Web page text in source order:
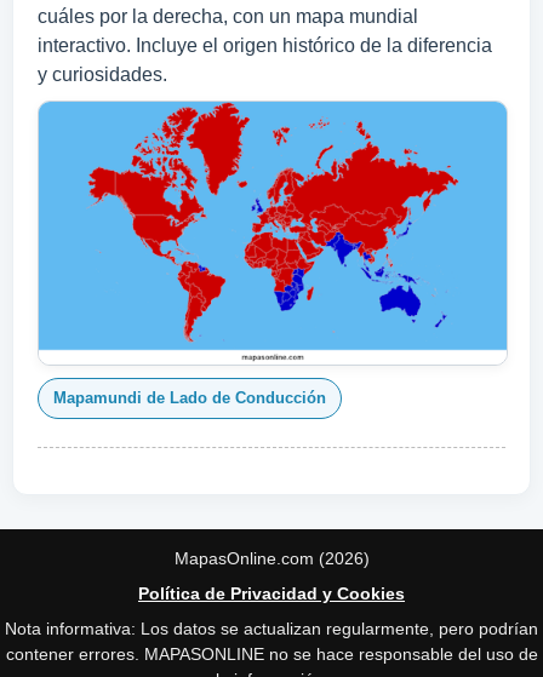
cuáles por la derecha, con un mapa mundial
interactivo. Incluye el origen histórico de la diferencia
y curiosidades.
Mapamundi de Lado de Conducción
MapasOnline.com (2026)
Política de Privacidad y Cookies
Nota informativa: Los datos se actualizan regularmente, pero podrían
contener errores. MAPASONLINE no se hace responsable del uso de